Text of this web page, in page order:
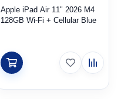
Apple iPad Air 11" 2026 M4
128GB Wi-Fi + Cellular Blue